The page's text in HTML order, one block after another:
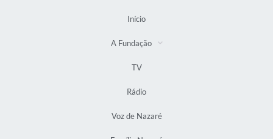
Início
A Fundação
TV
Rádio
Voz de Nazaré